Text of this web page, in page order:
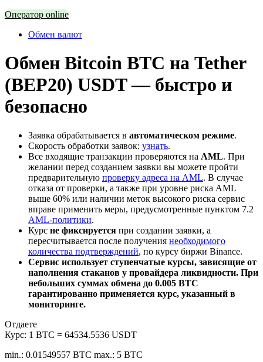
Оператор online
Обмен валют
Обмен Bitcoin BTC на Tether
(BEP20) USDT — быстро и
безопасно
Заявка обрабатывается в автоматическом режиме.
Скорость обработки заявок: узнать.
Все входящие транзакции проверяются на AML. При
желании перед созданием заявки вы можете пройти
предварительную проверку адреса на AML. В случае
отказа от проверки, а также при уровне риска AML
выше 60% или наличии меток высокого риска сервис
вправе применить меры, предусмотренные пунктом 7.2
AML-политики.
Курс не фиксируется при создании заявки, а
пересчитывается после получения необходимого
количества подтверждений, по курсу биржи Binance.
Сервис использует ступенчатые курсы, зависящие от
наполнения стаканов у провайдера ликвидности. При
небольших суммах обмена до 0.005 BTC
гарантированно применяется курс, указанный в
мониторинге.
Отдаете
Курс: 1 BTC = 64534.5536 USDT
min.: 0.01549557 BTC max.: 5 BTC